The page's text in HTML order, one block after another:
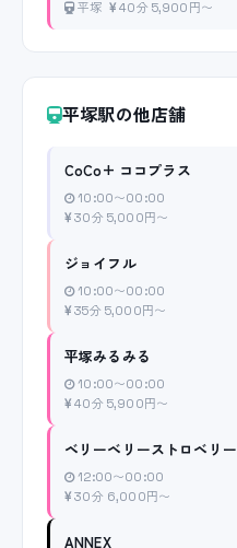
平塚 40分 5,900円〜
平塚駅の他店舗
CoCo+ ココプラス
10:00〜00:00
30分 5,000円〜
ジョイフル
10:00〜00:00
35分 5,000円〜
平塚みるみる
10:00〜00:00
40分 5,900円〜
ベリーベリーストロベリー
12:00〜00:00
30分 6,000円〜
ANNEX